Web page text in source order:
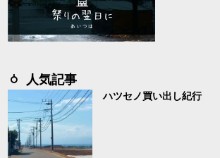
人気記事
ハツセノ買い出し紀行